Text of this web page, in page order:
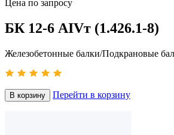
Цена по запросу
БК 12-6 АIVт (1.426.1-8)
Железобетонные балки/Подкрановые
В корзину Перейти в корзину